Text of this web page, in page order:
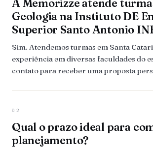
A Memorizze atende
Geologia na Instituto DE
Superior Santo Antonio
Sim. Atendemos turmas em Santa
experiência em diversas faculdades do
contato para receber uma proposta
02
Qual o prazo ideal para
planejamento?